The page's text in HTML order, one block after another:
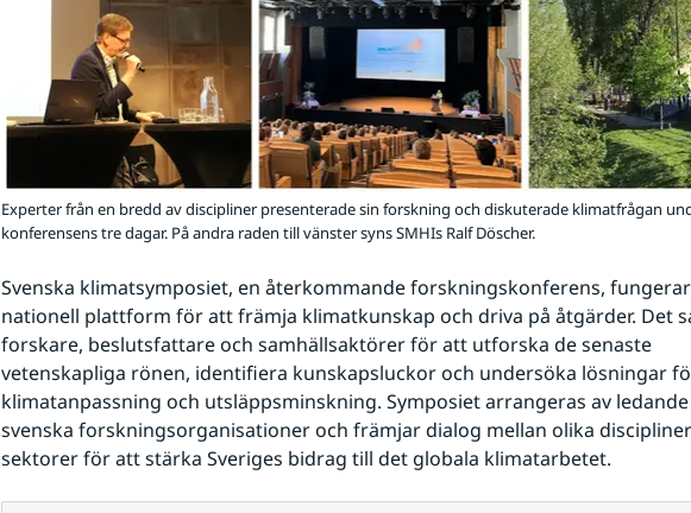
Experter från en bredd av discipliner presenterade sin forskning och diskuterade klimatfrågan
konferensens tre dagar. På andra raden till vänster syns SMHIs Ralf Döscher.
Svenska klimatsymposiet, en återkommande forskningskonferens,
nationell plattform för att främja klimatkunskap och driva på åtgärder. Det
forskare, beslutsfattare och samhällsaktörer för att utforska de senaste
vetenskapliga rönen, identifiera kunskapsluckor och undersöka lösningar
klimatanpassning och utsläppsminskning. Symposiet arrangeras av ledande
svenska forskningsorganisationer och främjar dialog mellan olika
sektorer för att stärka Sveriges bidrag till det globala klimatarbetet.